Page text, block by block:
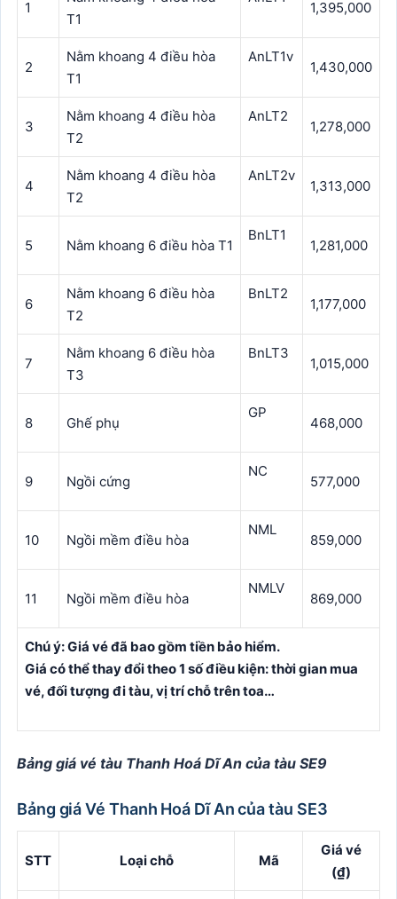
1
T1
1,395,000
2
Nằm khoang 4 điều hòa
T1
AnLT1v
1,430,000
3
Nằm khoang 4 điều hòa
T2
AnLT2
1,278,000
4
Nằm khoang 4 điều hòa
T2
AnLT2v
1,313,000
5 Nằm khoang 6 điều hòa T1
BnLT1
1,281,000
6
Nằm khoang 6 điều hòa
T2
BnLT2
1,177,000
7
Nằm khoang 6 điều hòa
T3
BnLT3
1,015,000
8 Ghế phụ
GP
468,000
9 Ngồi cứng
NC
577,000
10 Ngồi mềm điều hòa
NML
859,000
11 Ngồi mềm điều hòa
NMLV
869,000
Chú ý: Giá vé đã bao gồm tiền bảo hiểm.
Giá có thể thay đổi theo 1 số điều kiện: thời gian mua
vé, đối tượng đi tàu, vị trí chỗ trên toa…
Bảng giá vé tàu Thanh Hoá Dĩ An của tàu SE9
Bảng giá Vé Thanh Hoá Dĩ An của tàu SE3
STT Loại chỗ Mã
Giá vé
(₫)